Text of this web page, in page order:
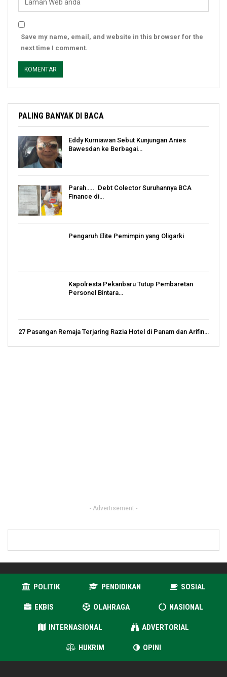
Save my name, email, and website in this browser for the
next time I comment.
PALING BANYAK DI BACA
Eddy Kurniawan Sebut Kunjungan Anies
Bawesdan ke Berbagai…
Parah….. Debt Colector Suruhannya BCA
Finance di…
Pengaruh Elite Pemimpin yang Oligarki
Kapolresta Pekanbaru Tutup Pembaretan
Personel Bintara…
27 Pasangan Remaja Terjaring Razia Hotel di Panam dan Arifin…
- Advertisement -
POLITIK PENDIDIKAN SOSIAL
EKBIS OLAHRAGA NASIONAL
INTERNASIONAL ADVERTORIAL
HUKRIM OPINI